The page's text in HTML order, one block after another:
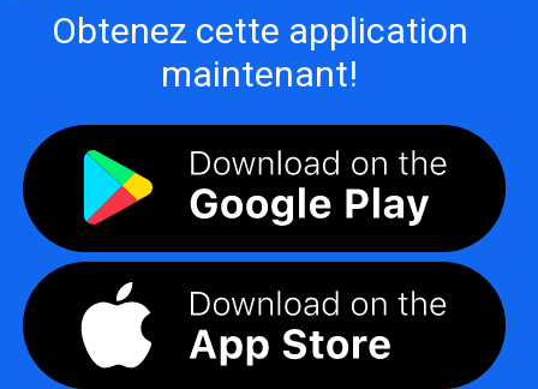
Obtenez cette application
maintenant!